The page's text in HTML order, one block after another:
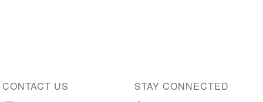
CONTACT US STAY CONNECTED